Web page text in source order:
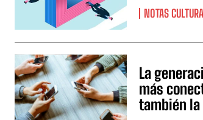
NOTAS
La
más
también